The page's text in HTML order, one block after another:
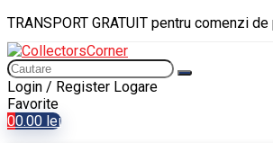
TRANSPORT GRATUIT pentru comenzi
Login / Register Logare
Favorite
00.00 lei